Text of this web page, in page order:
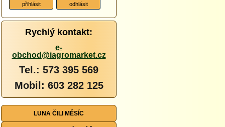
Rychlý kontakt:
e-
obchod@iagromarket.cz
Tel.: 573 395 569
Mobil: 603 282 125
LUNA ČILI MĚSÍC